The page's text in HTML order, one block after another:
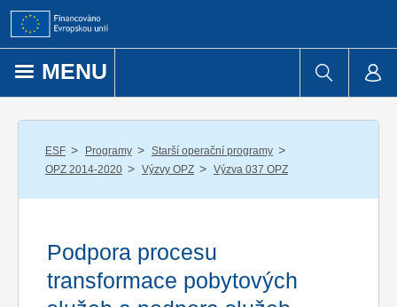
Přejít k obsahu
MENU
ESF / Programy / Starší operační programy /
OPZ 2014-2020 / Výzvy OPZ / Výzva 037 OPZ
Podpora procesu
transformace pobytových